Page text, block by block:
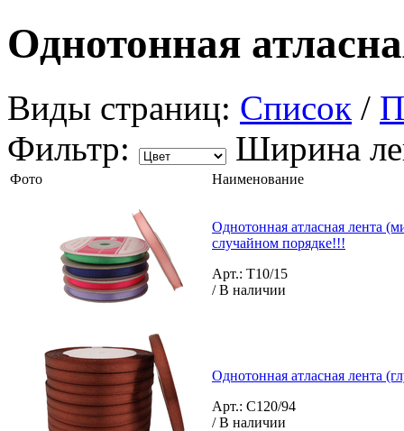
Однотонная
Виды страниц: Список /
Фильтр:
Ширина
Фото Наименование
Однотонная атласная лента
случайном порядке!!!
Арт.: T10/15
/ В наличии
Однотонная атласная лента
Арт.: C120/94
/ В наличии